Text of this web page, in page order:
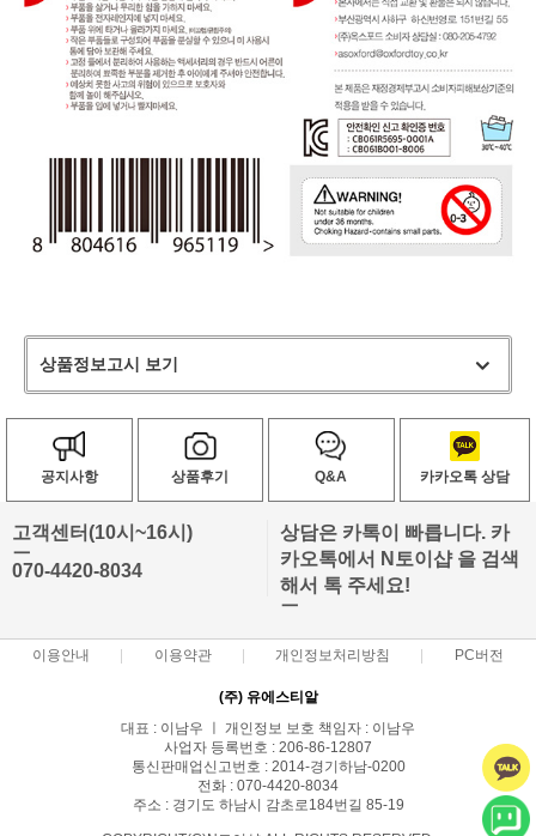
상품정보고시 보기
공지사항 상품후기 Q&A 카카오톡 상담
고객센터(10시~16시)
ㅡ
070-4420-8034
상담은 카톡이 빠릅니다. 카
카오톡에서 N토이샵 을 검색
해서 톡 주세요!
ㅡ
이용안내 이용약관 개인정보처리방침 PC버전
(주) 유에스티알
대표 : 이남우 ㅣ 개인정보 보호 책임자 : 이남우
사업자 등록번호 : 206-86-12807
통신판매업신고번호 : 2014-경기하남-0200
전화 : 070-4420-8034
주소 : 경기도 하남시 감초로184번길 85-19